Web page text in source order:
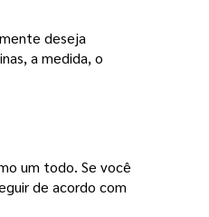
deseja
a medida, o
um todo. Se você
de acordo com